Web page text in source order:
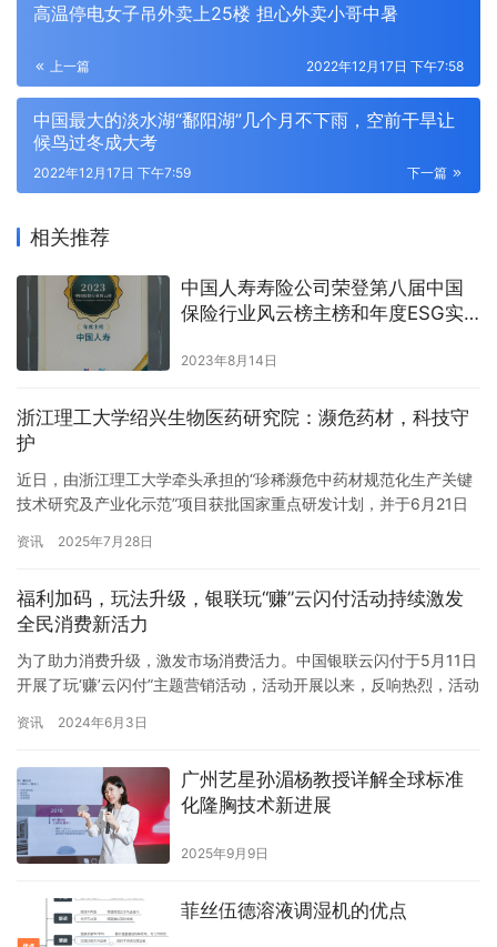
高温停电女子吊外卖上25楼 担心外卖小哥中暑
上一篇 2022年12月17日 下午7:58
中国最大的淡水湖“鄱阳湖”几个月不下雨，空前干旱让
候鸟过冬成大考
下一篇
2022年12月17日 下午7:59
相关推荐
中国人寿寿险公司荣登第八届中国
保险行业风云榜主榜和年度ESG实
2023年8月14日
浙江理工大学绍兴生物医药研究院：濒危药材，科技守
护
近日，由浙江理工大学牵头承担的“珍稀濒危中药材规范化生产关键
技术研究及产业化示范”项目获批国家重点研发计划，并于6月21日
中药材发展蓝图。浙江理工大学副校长郭玉海出席并致辞。会上举
新基地”揭牌成立，标志着产学研深度融合迈入新阶段。 “该项…
资讯 2025年7月28日
福利加码，玩法升级，银联玩“赚”云闪付活动持续激发
全民消费新活力
为了助力消费升级，激发市场消费活力。中国银联云闪付于5月11日
开展了玩‘赚’云闪付”主题营销活动，活动开展以来，反响热烈，活动
奖励机制，为用户带来更加实惠和有趣的支付体验；同时，也为进
二阶段活动，不仅保留了最高可抽万元，数量超千万份的抽奖…
资讯 2024年6月3日
广州艺星孙湄杨教授详解全球标准
化隆胸技术新进展
2025年9月9日
菲丝伍德溶液调湿机的优点